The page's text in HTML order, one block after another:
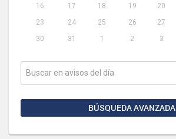
16
17 18 19 20
23
24 25 26 27
30
31 1 2 3
BÚSQUEDA AVANZADA